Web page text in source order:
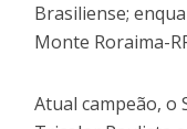
Brasiliense;
Monte Roraima-
Atual campeão, o